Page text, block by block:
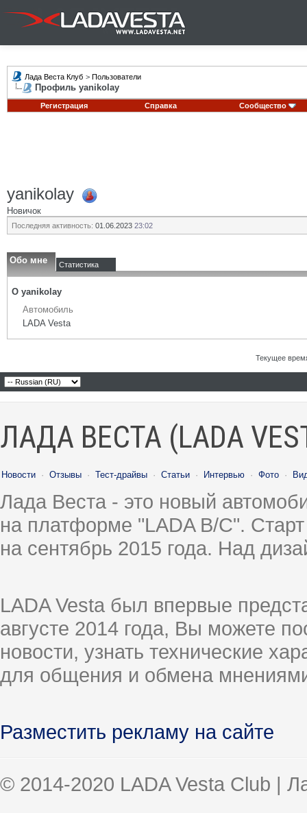
Лада Веста Клуб > Пользователи
Профиль yanikolay
Регистрация Справка Сообщество
yanikolay
Новичок
Последняя активность: 01.06.2023 23:02
Обо мне Статистика
О yanikolay
Автомобиль
LADA Vesta
Текущее
ЛАДА ВЕСТА (LADA
Новости · Отзывы · Тест-драйвы · Статьи · Интервью · Фото ·
Лада Веста - это новый
на платформе "LADA B/C".
на сентябрь 2015 года. Над
LADA Vesta был впервые
августе 2014 года, Вы можете
новости, узнать технические
для общения и обмена
Разместить рекламу на сайте
© 2014-2020 LADA Vesta Club |